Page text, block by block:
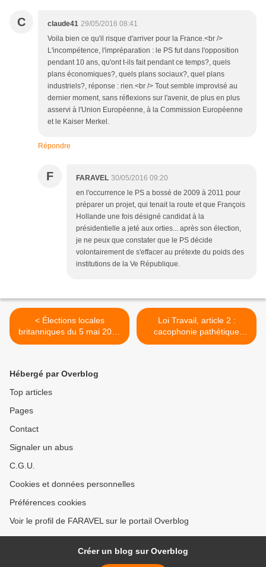
C claude41 29/05/2016 08:41
Voila bien ce qu'il risque d'arriver pour la France.<br />
L'incompétence, l'impréparation : le PS fut dans l'opposition
pendant 10 ans, qu'ont t-ils fait pendant ce temps?, quels
plans économiques?, quels plans sociaux?, quel plans
industriels?, réponse : rien.<br /> Tout semble improvisé au
dernier moment, sans réflexions sur l'avenir, de plus en plus
asservi à l'Union Européenne, à la Commission Européenne
et le Kaiser Merkel.
Répondre
F FARAVEL 30/05/2016 09:20
en l'occurrence le PS a bossé de 2009 à 2011 pour
préparer un projet, qui tenait la route et que François
Hollande une fois désigné candidat à la
présidentielle a jeté aux orties... après son élection,
je ne peux que constater que le PS décide
volontairement de s'effacer au prétexte du poids des
institutions de la Ve République.
< Élections locales
britanniques du 5 mai 2016
: le Labour de Corbyn
Loi Travail, article 2 :
cacophonie pathétique
autour d'un marché de
Hébergé par Overblog
Top articles
Pages
Contact
Signaler un abus
C.G.U.
Cookies et données personnelles
Préférences cookies
Voir le profil de FARAVEL sur le portail Overblog
Créer un blog sur Overblog